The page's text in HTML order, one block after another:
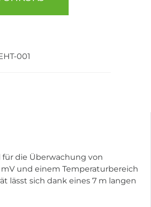
001
für die Überwachung von
mV und einem Temperaturbereich
lässt sich dank eines 7 m langen